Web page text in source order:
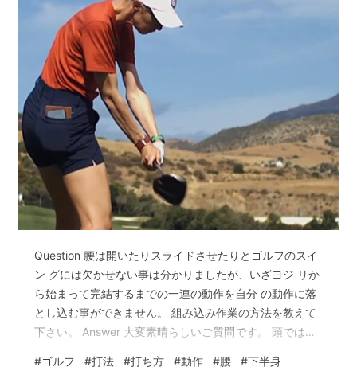
Question 腰は開いたりスライドさせたりとゴルフのスイ
ン グには欠かせない事は分かりましたが、いざヨジ リか
ら始まって完結するまでの一連の動作を自分 の動作に落
とし込む事ができません。 組み込み作業の方法を教えて
下さい。 Answer 大変素晴らしいご質問です。 頭では分
#ゴルフ #打法 #打ち方 #動作 #腰 #下半身